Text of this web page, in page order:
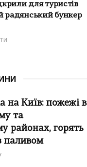
для туристів
радянський бункер
на Київ: пожежі в
та
районах, горять
паливом